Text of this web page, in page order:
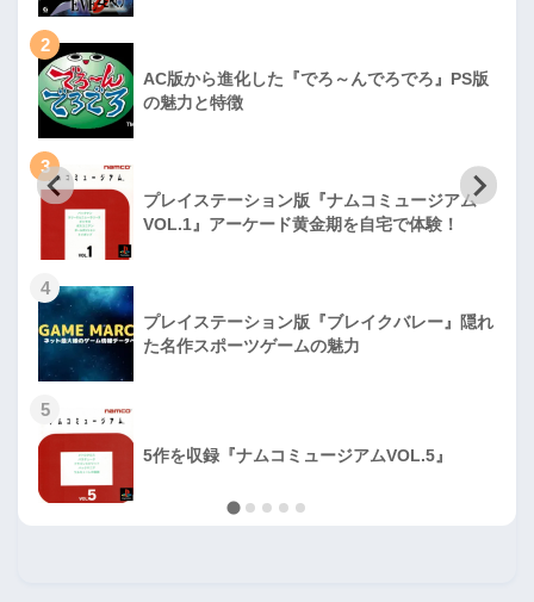
2
AC版から進化した『でろ～んでろでろ』PS版
の魅力と特徴
3
プレイステーション版『ナムコミュージアム
VOL.1』アーケード黄金期を自宅で体験！
4
プレイステーション版『ブレイクバレー』隠れ
た名作スポーツゲームの魅力
5
5作を収録『ナムコミュージアムVOL.5』